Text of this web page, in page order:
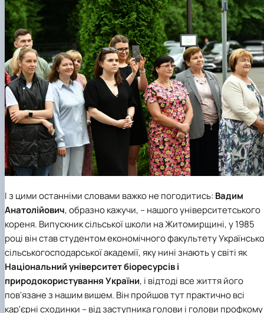
І з цими останніми словами важко не погодитись: Вадим
Анатолійович, образно кажучи, – нашого університетського
кореня. Випускник сільської школи на Житомирщині, у 1985
році він став студентом економічного факультету
сільськогосподарської академії, яку нині знають у світі як
Національний університет біоресурсів і
природокористування України, і відтоді все життя його
пов'язане з нашим вишем. Він пройшов тут практично всі
кар'єрні сходинки – від заступника голови і голови профкому